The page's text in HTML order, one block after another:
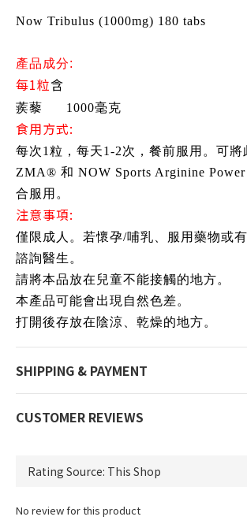
Now Tribulus (1000mg) 180 tabs
產品成分:
每1粒含
蒺藜 1000毫克
食用方式:
每次1粒，每天1-2次，餐前服用。可
ZMA® 和 NOW Sports Arginine Power
合服用。
注意事項:
僅限成人。若懷孕/哺乳、服用藥物或
諮詢醫生。
請將本品放在兒童不能接觸的地方。
本產品可能會出現自然色差。
打開後存放在陰涼、乾燥的地方。
SHIPPING & PAYMENT
CUSTOMER REVIEWS
No review for this product